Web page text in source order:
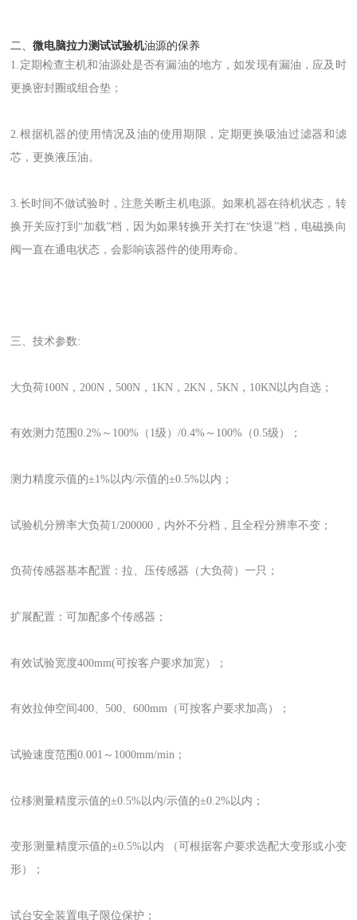
二、微电脑拉力测试试验机油源的保养
1.定期检查主机和油源处是否有漏油的地方，如发现有漏油，应及时
更换密封圈或组合垫；
2.根据机器的使用情况及油的使用期限，定期更换吸油过滤器和滤
芯，更换液压油。
3.长时间不做试验时，注意关断主机电源。如果机器在待机状态，转
换开关应打到“加载”档，因为如果转换开关打在“快退”档，电磁换向
阀一直在通电状态，会影响该器件的使用寿命。
三、技术参数:
大负荷100N，200N，500N，1KN，2KN，5KN，10KN以内自选；
有效测力范围0.2%～100%（1级）/0.4%～100%（0.5级）；
测力精度示值的±1%以内/示值的±0.5%以内；
试验机分辨率大负荷1/200000，内外不分档，且全程分辨率不变；
负荷传感器基本配置：拉、压传感器（大负荷）一只；
扩展配置：可加配多个传感器；
有效试验宽度400mm(可按客户要求加宽）；
有效拉伸空间400、500、600mm（可按客户要求加高）；
试验速度范围0.001～1000mm/min；
位移测量精度示值的±0.5%以内/示值的±0.2%以内；
变形测量精度示值的±0.5%以内 （可根据客户要求选配大变形或小变
形）；
试台安全装置电子限位保护；